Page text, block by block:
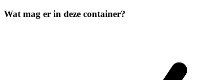
Wat mag er in deze container?